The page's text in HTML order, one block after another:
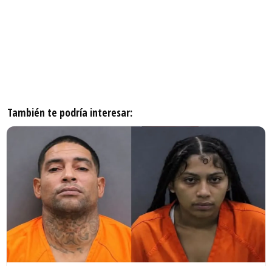
También te podría interesar: